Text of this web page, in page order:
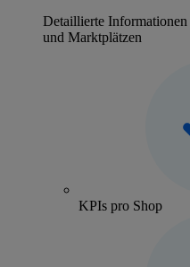
Detaillierte
und Marktplätzen
KPIs pro Shop